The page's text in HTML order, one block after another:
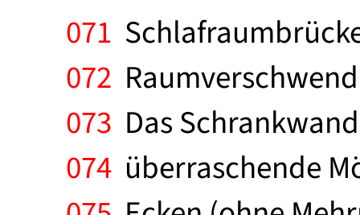
071
072
073 Das
074 überraschende